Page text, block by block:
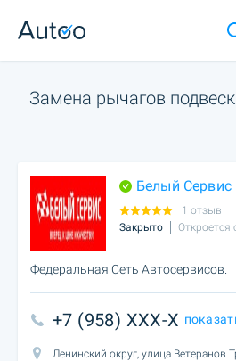
Замена рычагов
Белый Сервис
1 отзыв
Закрыто
Откроется
Федеральная Сеть Автосервисов.
+7 (958) XXX-X
Ленинский округ, улица Ветеранов